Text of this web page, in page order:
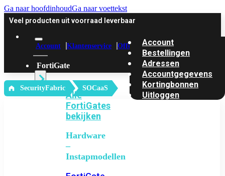
Ga naar hoofdinhoudGa naar voettekst
Veel producten uit voorraad leverbaar
Account Klantenservice Offerte
FortiGate
Alle
FortiGates
bekijken
Hardware
–
Instapmodellen
Account
Bestellingen
Adressen
Accountgegevens
Kortingbonnen
Uitloggen
‎ SecurityFabric SOCaaS